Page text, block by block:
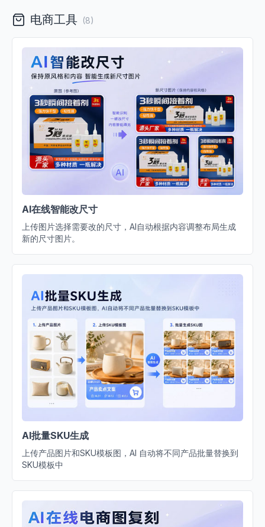
电商工具 (8)
AI在线智能改尺寸
上传图片选择需要改的尺寸，AI自动根据内容调整布局生成
新的尺寸图片。
AI批量SKU生成
上传产品图片和SKU模板图，AI 自动将不同产品批量替换到
SKU模板中